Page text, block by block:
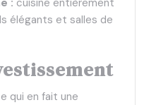
élégants et salles de
qui en fait une